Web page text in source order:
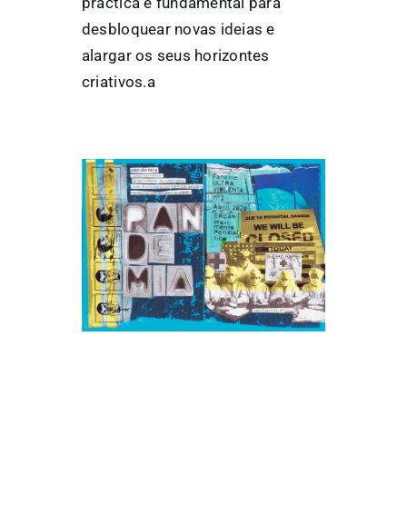
desbloquear novas ideias e
alargar os seus horizontes
criativos.a